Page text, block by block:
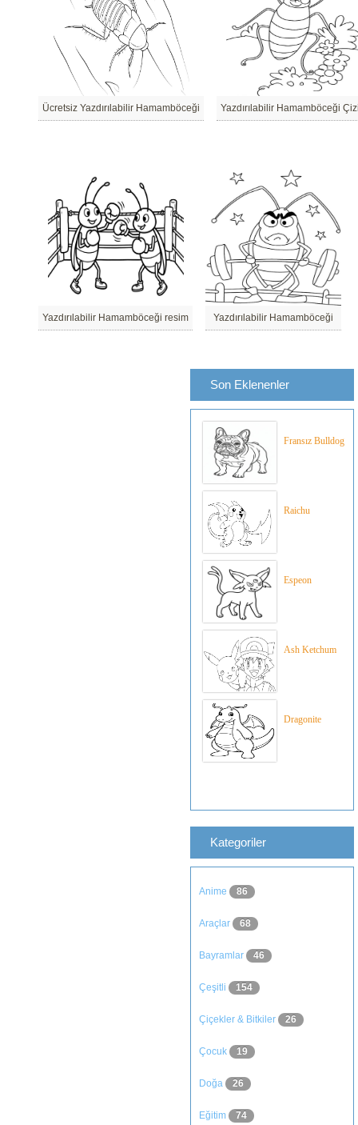
Ücretsiz Yazdırılabilir Hamamböceği Yazdırılabilir Hamamböceği
Yazdırılabilir Hamamböceği resim Yazdırılabilir Hamamböceği
Son Eklenenler
Fransız Bulldog
Raichu
Espeon
Ash Ketchum
Dragonite
Kategoriler
Anime 86
Araçlar 68
Bayramlar 46
Çeşitli 154
Çiçekler & Bitkiler 26
Çocuk 19
Doğa 26
Eğitim 74